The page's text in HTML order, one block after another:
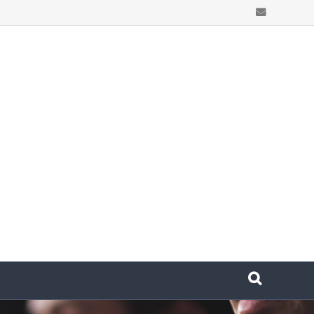
Email